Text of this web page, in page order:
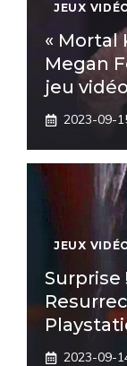
JEUX
« Mortal
Megan
jeu vidéo
2023-09-
JEUX
Surprise
2023-09-